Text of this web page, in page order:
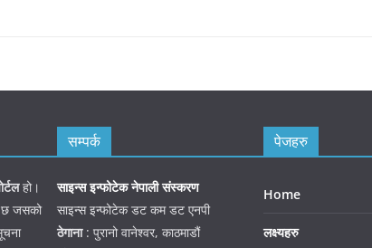
हो।
छ जसको
सम्पर्क
साइन्स इन्फोटेक नेपाली संस्करण
साइन्स इन्फोटेक डट कम डट एनपी
ठेगाना: पुरानो वानेश्वर, काठमाडौं
पेजहरु
Home
लक्ष्यहरु